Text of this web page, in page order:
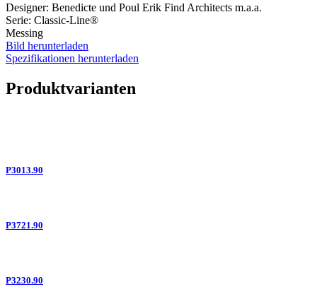
Designer: Benedicte und Poul Erik Find Architects m.a.a.
Serie: Classic-Line®
Messing
Bild herunterladen
Spezifikationen herunterladen
Produktvarianten
P3013.90
P3721.90
P3230.90